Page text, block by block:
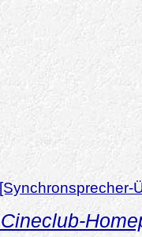
[Synchronsprecher-